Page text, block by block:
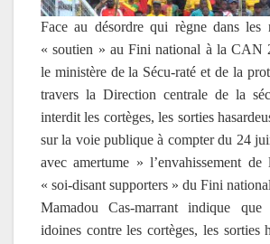
Face au désordre qui règne dans les
« soutien » au Fini national à la CAN
le ministère de la Sécu-raté et de la
travers la Direction centrale de la
interdit les cortèges, les sorties
sur la voie publique à compter du 24
avec amertume » l’envahissement
« soi-disant supporters » du Fini
Mamadou Cas-marrant indique
idoines contre les cortèges, les sorties